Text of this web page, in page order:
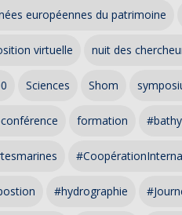
européennes du patrimoine
virtuelle nuit des
Sciences Shom
formation
#hydrographie